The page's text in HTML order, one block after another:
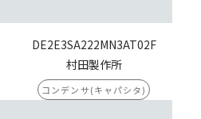
DE2E3SA222MN3AT02F
村田製作所
コンデンサ(キャパシタ)